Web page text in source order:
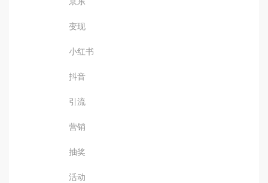
变现
小红书
抖音
引流
营销
抽奖
活动